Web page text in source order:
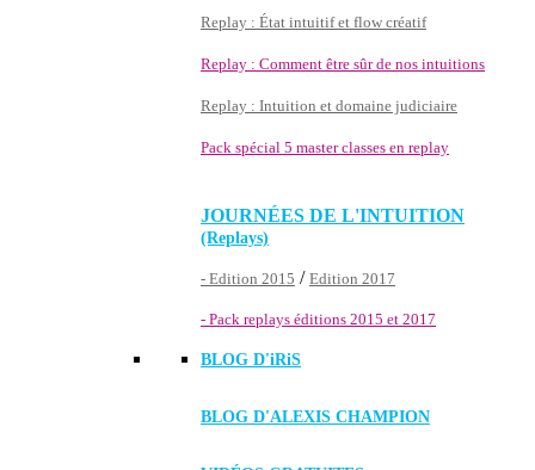
Replay : État intuitif et flow créatif
Replay : Comment être sûr de nos intuitions
Replay : Intuition et domaine judiciaire
Pack spécial 5 master classes en replay
JOURNÉES DE L'INTUITION
(Replays)
- Edition 2015 / Edition 2017
- Pack replays éditions 2015 et 2017
BLOG D'iRiS
BLOG D'ALEXIS CHAMPION